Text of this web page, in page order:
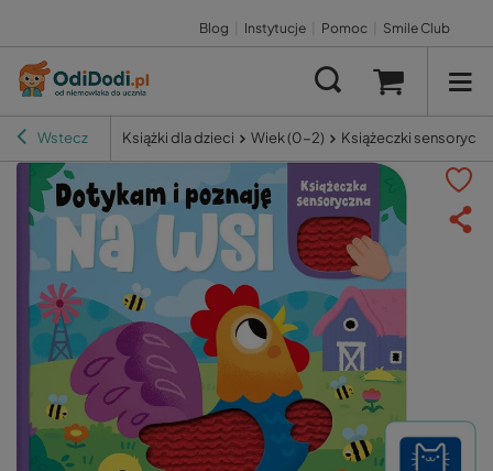
Blog Instytucje Pomoc Smile Club
Wstecz Książki dla dzieci Wiek (0-2) Książeczki